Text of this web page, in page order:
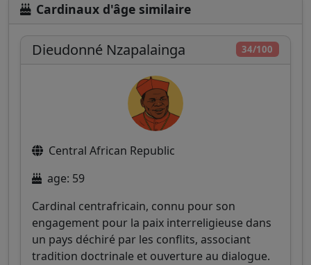
Cardinaux d'âge similaire
34/100
Dieudonné Nzapalainga
Central African Republic
age: 59
Cardinal centrafricain, connu pour son
engagement pour la paix interreligieuse dans
un pays déchiré par les conflits, associant
tradition doctrinale et ouverture au dialogue.